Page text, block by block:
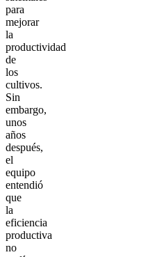
para
mejorar
la
productividad
de
los
cultivos.
Sin
embargo,
unos
años
después,
el
equipo
entendió
que
la
eficiencia
productiva
no